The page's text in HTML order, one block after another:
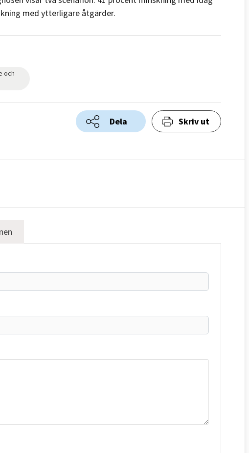
med ytterligare åtgärder.
och
Dela Skriv ut